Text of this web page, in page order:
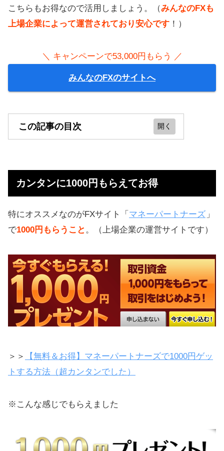
こちらもお得なので活用しましょう。（みんなのFXも
上場企業によって運営されており安心です ！）
＼ キャンペーンで53,000円もらう ／
みんなのFXのサイトへ
この記事の目次
シュバック
無料で口座を作るだけで「お役立ち
鈴木奈々さんが使うサイトで53,000
円プレゼント！
【大事な追記】このサイト限定で
+3000円もらえます！
利用者の80%が儲かってる！カンタ
ンに稼げるFX
るファンズ
がすごい
カンタンに1000円もらえてお得
特にオススメなのがFXサイト「 マネーパートナーズ 」
で1000円もらうこと。（上場企業の運営サイトです）
＞＞
【無料＆お得】マネーパートナーズで1000円ゲッ
トする方法（超カンタンでした）
※こんな感じでもらえました